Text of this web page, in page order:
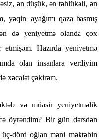
ən düşük, ən təhlükəli, ən
yəqin, ayağımı qaza basmış
də yeniyetmə olanda çox
Hazırda yeniyetmə
olan insanlara verdiyim
xəcalət çəkirəm.
və müasir yeniyetməlik
öyrəndim? Bir gün dərsdən
dörd oğlan məni məktəbin